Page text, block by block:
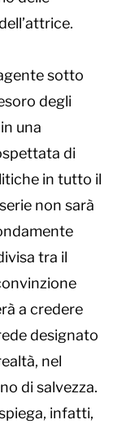
sotto
degli
una
di
in tutto il
non sarà
tra il
a credere
designato
nel
di salvezza.
infatti,